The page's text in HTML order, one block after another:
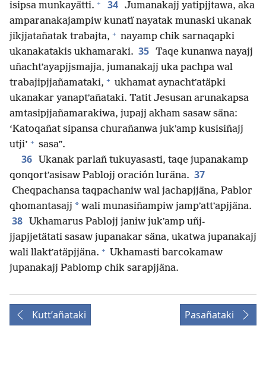
isipsa munkayätti. + 34 Jumanakajj yatipjjtawa, aka
amparanakajampiw kunatï nayatak munaski ukanak
jikjjatañatak trabajta, + nayamp chik sarnaqapki
ukanakatakis ukhamaraki. 35 Taqe kunanwa nayajj
uñachtʼayapjjsmajja, jumanakajj uka pachpa wal
trabajipjjañamataki, + ukhamat aynachtʼatäpki
ukanakar yanaptʼañataki. Tatit Jesusan arunakapsa
amtasipjjañamarakiwa, jupajj akham sasaw säna:
‘Katoqañat sipansa churañanwa jukʼamp kusisiñajj
utji’ + sasa”.
36
Ukanak parlañ tukuyasasti, taqe jupanakamp
qonqortʼasisaw Pablojj oración luräna. 37
Cheqpachansa taqpachaniw wal jachapjjäna, Pablor
qhomantasajj * wali munasiñampiw jampʼattʼapjjäna.
38
Ukhamarus Pablojj janiw jukʼamp uñj-
jjapjjetätati sasaw jupanakar säna, ukatwa jupanakajj
wali llaktʼatäpjjäna. + Ukhamasti barcokamaw
jupanakajj Pablomp chik sarapjjäna.
Kuttʼañataki Pasañataki